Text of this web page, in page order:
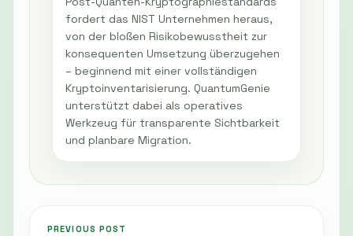
fordert das NIST Unternehmen heraus,
von der bloßen Risikobewusstheit zur
konsequenten Umsetzung überzugehen
– beginnend mit einer vollständigen
Kryptoinventarisierung. QuantumGenie
unterstützt dabei als operatives
Werkzeug für transparente Sichtbarkeit
und planbare Migration.
PREVIOUS POST